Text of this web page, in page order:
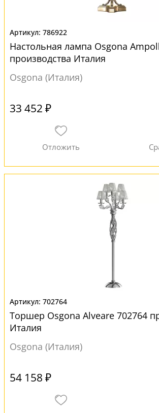
786922
Настольная лампа Osgona
производства Италия
Osgona (Италия)
33 452 ₽
702764
Торшер Osgona Alveare 702764
Италия
Osgona (Италия)
54 158 ₽